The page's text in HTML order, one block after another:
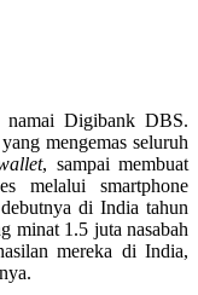
Digibank DBS.
mengemas seluruh
, sampai membuat
melalui smartphone
di India tahun
minat 1.5 juta nasabah
mereka di India,